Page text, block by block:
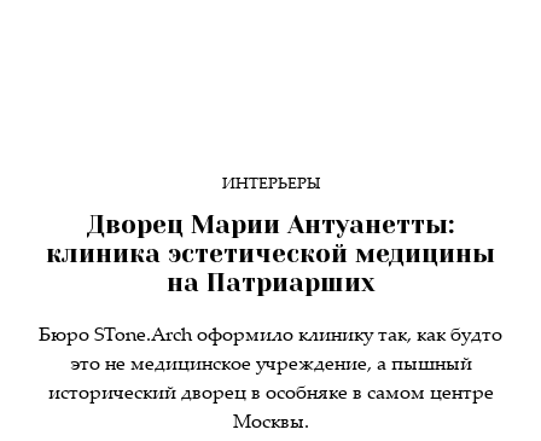
ИНТЕРЬЕРЫ
Дворец Марии Антуанетты:
клиника эстетической медицины
на Патриарших
Бюро STone.Arch оформило клинику так, как будто
это не медицинское учреждение, а пышный
исторический дворец в особняке в самом центре
Москвы.